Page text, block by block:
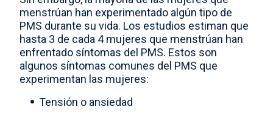
menstrúan han experimentado algún tipo de
PMS durante su vida. Los estudios estiman que
hasta 3 de cada 4 mujeres que menstrúan han
enfrentado síntomas del PMS. Estos son
algunos síntomas comunes del PMS que
experimentan las mujeres:
Tensión o ansiedad